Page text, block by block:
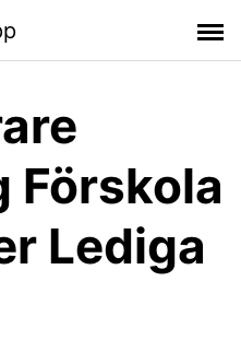
Förskola
Lediga